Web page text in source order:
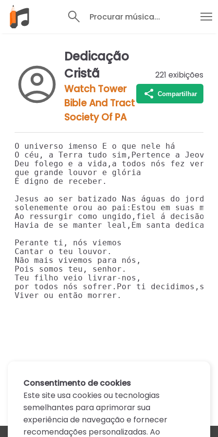
Procurar música...
Dedicação
Cristã
Watch Tower
Bible And Tract
Society Of PA
221 exibições
Compartilhar
O universo imenso E o que nele há
O céu, a Terra tudo sim,Pertence a Jeová.
Deu folego e a vida,a todos nós fez ver
que grande louvor e glória
É digno de receber.
Jesus ao ser batizado Nas águas do
solenemente orou ao pai:Estou em suas
Ao ressurgir como ungido,fiel á decisão,
Havia de se manter leal,Em santa
Perante ti, nós viemos
Cantar o teu louvor.
Não mais vivemos para nós,
Pois somos teu, senhor.
Teu filho veio livrar-nos,
por todos nós sofrer.Por ti
Viver ou então morrer.
Consentimento de cookies
Este site usa cookies ou tecnologias
semelhantes para aprimorar sua
experiência de navegação e fornecer
recomendações personalizadas. Ao